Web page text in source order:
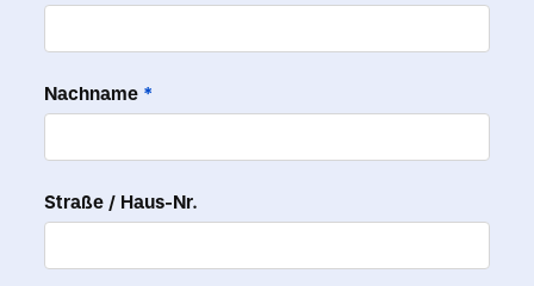
Nachname *
Straße / Haus-Nr.